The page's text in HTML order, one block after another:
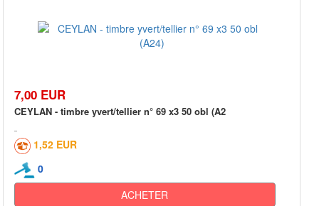
7,00 EUR
CEYLAN - timbre yvert/tellier n° 69 x3 50 obl (A2
1,52 EUR
0
ACHETER